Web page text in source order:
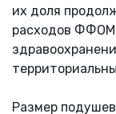
их доля
расходов
Размер